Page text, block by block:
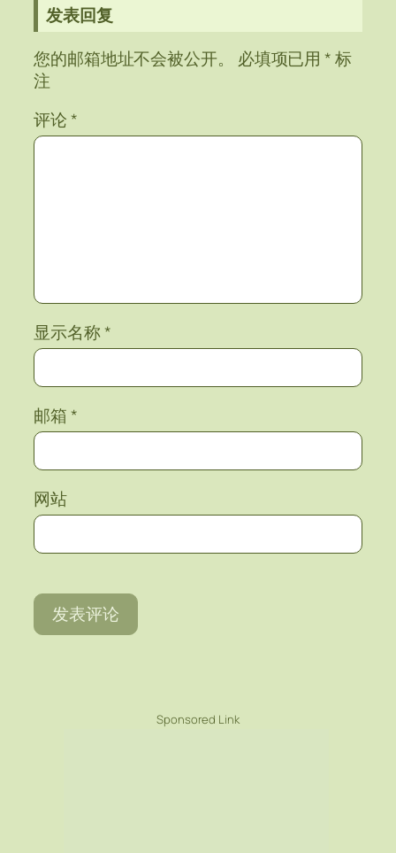
发表回复
您的邮箱地址不会被公开。
必填项已用*标
注
评论*
显示名称*
邮箱*
网站
Sponsored Link